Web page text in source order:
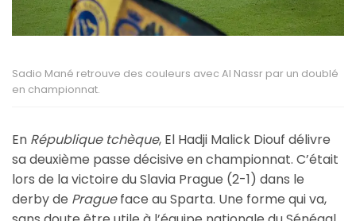
Sadio Mané retrouve des couleurs avec Al Nassr par un doublé
en championnat.
En République tchèque, El Hadji Malick Diouf délivre
sa deuxième passe décisive en championnat. C’était
lors de la victoire du Slavia Prague (2-1) dans le
derby de Pragueface au Sparta. Une forme qui va,